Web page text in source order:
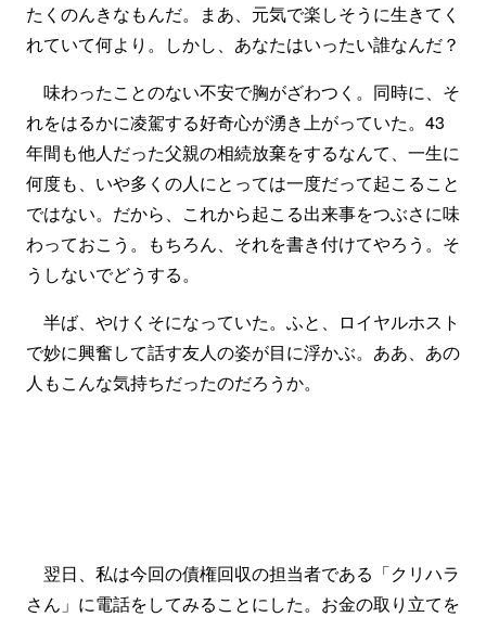
たくのんきなもんだ。まあ、元気で楽しそうに生きてく
れていて何より。しかし、あなたはいったい誰なんだ？
味わったことのない不安で胸がざわつく。同時に、そ
れをはるかに凌駕する好奇心が湧き上がっていた。43
年間も他人だった父親の相続放棄をするなんて、一生に
何度も、いや多くの人にとっては一度だって起こること
ではない。だから、これから起こる出来事をつぶさに味
わっておこう。もちろん、それを書き付けてやろう。そ
うしないでどうする。
半ば、やけくそになっていた。ふと、ロイヤルホスト
で妙に興奮して話す友人の姿が目に浮かぶ。ああ、あの
人もこんな気持ちだったのだろうか。
翌日、私は今回の債権回収の担当者である「クリハラ
さん」に電話をしてみることにした。お金の取り立てを